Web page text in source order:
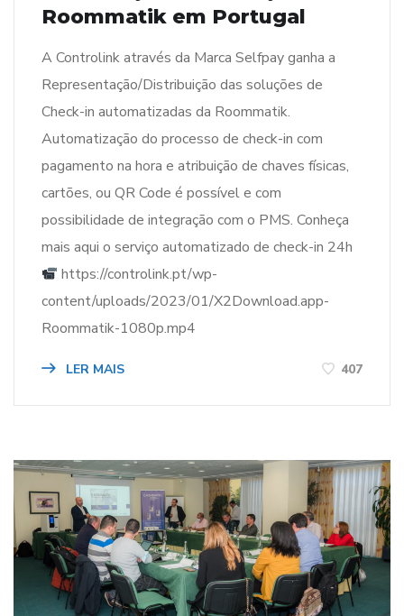
Roommatik em Portugal
A Controlink através da Marca Selfpay ganha a
Representação/Distribuição das soluções de
Check-in automatizadas da Roommatik.
Automatização do processo de check-in com
pagamento na hora e atribuição de chaves físicas,
cartões, ou QR Code é possível e com
possibilidade de integração com o PMS. Conheça
mais aqui o serviço automatizado de check-in 24h
https://controlink.pt/wp-
content/uploads/2023/01/X2Download.app-
Roommatik-1080p.mp4
LER MAIS 407